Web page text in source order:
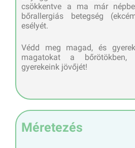
csökkentve a ma már
bőrallergiás betegség
esélyét.
Védd meg magad, és
magatokat a
gyerekeink jövőjét!
Méretezés